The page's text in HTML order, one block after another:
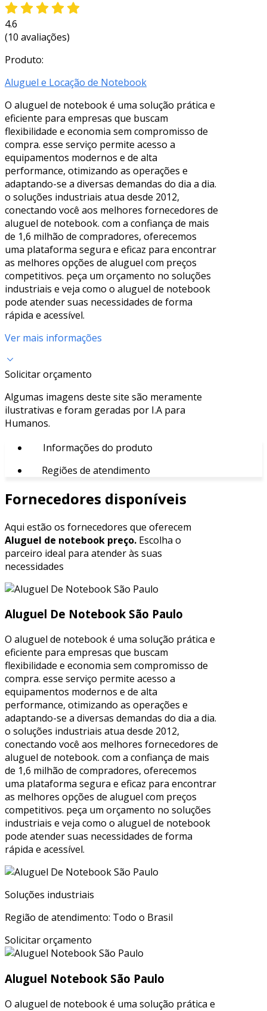
4.6
(10 avaliações)
Produto:
Aluguel e Locação de Notebook
O aluguel de notebook é uma solução prática e
eficiente para empresas que buscam
flexibilidade e economia sem compromisso de
compra. esse serviço permite acesso a
equipamentos modernos e de alta
performance, otimizando as operações e
adaptando-se a diversas demandas do dia a dia.
o soluções industriais atua desde 2012,
conectando você aos melhores fornecedores de
aluguel de notebook. com a confiança de mais
de 1,6 milhão de compradores, oferecemos
uma plataforma segura e eficaz para encontrar
as melhores opções de aluguel com preços
competitivos. peça um orçamento no soluções
industriais e veja como o aluguel de notebook
pode atender suas necessidades de forma
rápida e acessível.
Ver mais informações
Solicitar orçamento
Algumas imagens deste site são meramente
ilustrativas e foram geradas por I.A para
Humanos.
Informações do produto
Regiões de atendimento
Fornecedores disponíveis
Aqui estão os fornecedores que oferecem
Aluguel de notebook preço. Escolha o
parceiro ideal para atender às suas
necessidades
Aluguel De Notebook São Paulo
O aluguel de notebook é uma solução prática e
eficiente para empresas que buscam
flexibilidade e economia sem compromisso de
compra. esse serviço permite acesso a
equipamentos modernos e de alta
performance, otimizando as operações e
adaptando-se a diversas demandas do dia a dia.
o soluções industriais atua desde 2012,
conectando você aos melhores fornecedores de
aluguel de notebook. com a confiança de mais
de 1,6 milhão de compradores, oferecemos
uma plataforma segura e eficaz para encontrar
as melhores opções de aluguel com preços
competitivos. peça um orçamento no soluções
industriais e veja como o aluguel de notebook
pode atender suas necessidades de forma
rápida e acessível.
Soluções industriais
Região de atendimento: Todo o Brasil
Solicitar orçamento
Aluguel Notebook São Paulo
O aluguel de notebook é uma solução prática e